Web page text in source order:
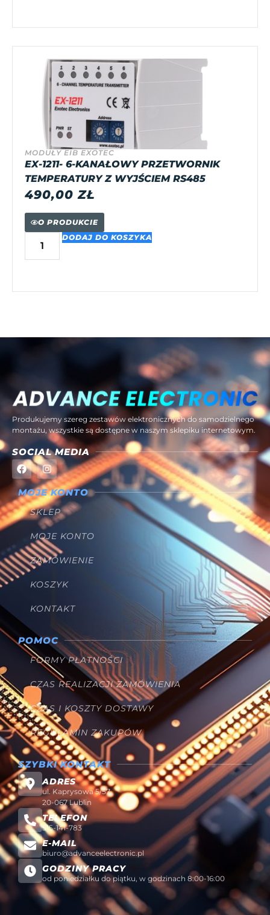
MODUŁY EIB EXOTEC
EX-1211- 6-KANAŁOWY PRZETWORNIK
TEMPERATURY Z WYJŚCIEM RS485
490,00ZŁ
O PRODUKCIE
DODAJ DO KOSZYKA
Produkujemy szereg zestawów elektronicznych do samodzielnego
montażu, wszystkie są dostępne w naszym sklepiku internetowym.
SOCIAL MEDIA
MOJE KONTO
SKLEP
MOJE KONTO
ZAMÓWIENIE
KOSZYK
KONTAKT
POMOC
FORMY PŁATNOŚCI
CZAS REALIZACJI ZAMÓWIENIA
CZAS I KOSZTY DOSTAWY
REGULAMIN ZAKUPÓW
SZYBKI KONTAKT
ADRES
ul. Kaprysowa 5/57
20-067 Lublin
TELEFON
515-141-783
E-MAIL
biuro@advanceelectronic.pl
GODZINY PRACY
od poniedziałku do piątku, w godzinach 8:00-16:00